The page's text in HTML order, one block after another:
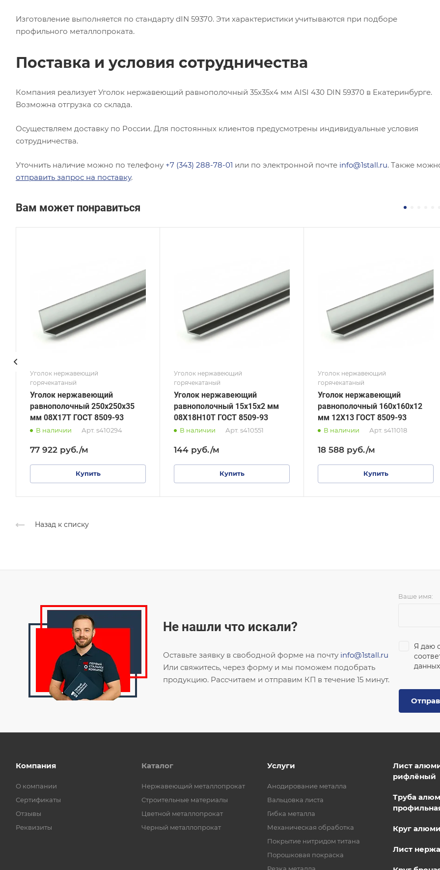
Изготовление выполняется по стандарту dIN 59370. Эти характеристики учитываются при подборе
профильного металлопроката.
Поставка и условия сотрудничества
Компания реализует Уголок нержавеющий равнополочный 35х35х4 мм AISI 430 DIN 59370 в Екатеринбурге.
Возможна отгрузка со склада.
Осуществляем доставку по России. Для постоянных клиентов предусмотрены индивидуальные условия
сотрудничества.
Уточнить наличие можно по телефону +7 (343) 288-78-01 или по электронной почте info@1stall.ru. Также
отправить запрос на поставку.
Вам может понравиться
Уголок нержавеющий
горячекатаный
Уголок нержавеющий
равнополочный 250х250х35
мм 08Х17Т ГОСТ 8509-93
В наличии Арт. s410294
77 922 руб./м
Купить
Толщина, мм
2
Сплав / Марка стали
08Х18Н10Т
ГОСТ, ТУ
Полированная
Уголок нержавеющий
горячекатаный
Уголок нержавеющий
равнополочный 15х15х2 мм
08Х18Н10Т ГОСТ 8509-93
В наличии Арт. s410551
144 руб./м
Купить
Толщина, мм
12
Сплав / Марка стали
12х13
ГОСТ, ТУ
шлифованная
Уголок нержавеющий
горячекатаный
Уголок нержавеющий
равнополочный 160х160х12
мм 12Х13 ГОСТ 8509-93
В наличии Арт. s411018
18 588 руб./м
Купить
Толщина, мм
6
Сплав / Марка стали
12Х18Н10Т
ГОСТ, ТУ
Матовая
Назад к списку
Не нашли что искали?
Оставьте заявку в свободной форме на почту info@1stall.ru
Или свяжитесь, через форму и мы поможем подобрать
продукцию. Рассчитаем и отправим КП в течение 15 минут.
Ваше имя:
Я даю
данных
Компания
О компании
Сертификаты
Отзывы
Реквизиты
Каталог
Нержавеющий металлопрокат
Строительные материалы
Цветной металлопрокат
Черный металлопрокат
Услуги
Анодирование металла
Вальцовка листа
Гибка металла
Механическая обработка
Покрытие нитридом титана
Порошковая покраска
Лист
рифлёный
Труба
Круг
Лист